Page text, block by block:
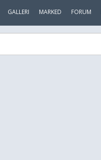
GALLERI MARKED FORUM